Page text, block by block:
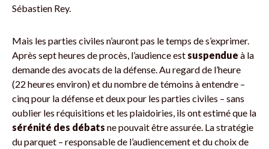
Sébastien Rey.
Mais les parties civiles n’auront pas le temps de s’exprimer.
Après sept heures de procès, l’audience estsuspendue à la
demande des avocats de la défense. Au regard de l’heure
(22 heures environ) et du nombre de témoins à entendre –
cinq pour la défense et deux pour les parties civiles – sans
oublier les réquisitions et les plaidoiries, ils ont estimé que la
sérénité des débats ne pouvait être assurée. La stratégie
du parquet – responsable de l’audiencement et du choix de